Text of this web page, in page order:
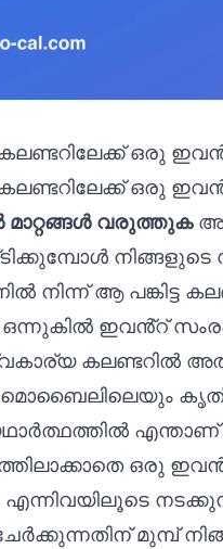
കലണ്ടറിലേക്ക് ഒരു
കലണ്ടറിലേക്ക് ഒരു
വരുത്തുക
നിങ്ങളുടെ
നിന്ന് ആ പങ്കിട്ട
ഒന്നുകിൽ ഇവൻ്റ്
കലണ്ടറിൽ
ഒരു ഇവൻ്റ്
എന്നിവയിലൂടെ
ചേർക്കുന്നതിന് മുമ്പ്